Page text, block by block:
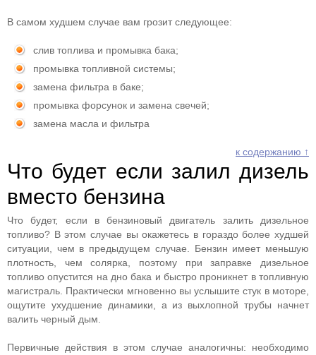
В самом худшем случае вам грозит следующее:
слив топлива и промывка бака;
промывка топливной системы;
замена фильтра в баке;
промывка форсунок и замена свечей;
замена масла и фильтра
к содержанию ↑
Что будет если залил дизель
вместо бензина
Что будет, если в бензиновый двигатель залить дизельное
топливо? В этом случае вы окажетесь в гораздо более худшей
ситуации, чем в предыдущем случае. Бензин имеет меньшую
плотность, чем солярка, поэтому при заправке дизельное
топливо опустится на дно бака и быстро проникнет в топливную
магистраль. Практически мгновенно вы услышите стук в моторе,
ощутите ухудшение динамики, а из выхлопной трубы начнет
валить черный дым.
Первичные действия в этом случае аналогичны: необходимо